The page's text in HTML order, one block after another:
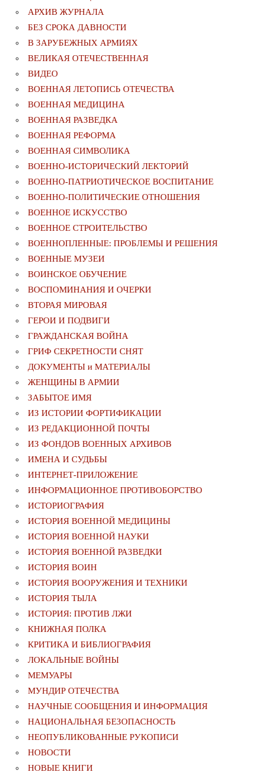
АРХИВ ЖУРНАЛА
БЕЗ СРОКА ДАВНОСТИ
В ЗАРУБЕЖНЫХ АРМИЯХ
ВЕЛИКАЯ ОТЕЧЕСТВЕННАЯ
ВИДЕО
ВОЕННАЯ ЛЕТОПИСЬ ОТЕЧЕСТВА
ВОЕННАЯ МЕДИЦИНА
ВОЕННАЯ РАЗВЕДКА
ВОЕННАЯ РЕФОРМА
ВОЕННАЯ СИМВОЛИКА
ВОЕННО-ИСТОРИЧЕСКИЙ ЛЕКТОРИЙ
ВОЕННО-ПАТРИОТИЧЕСКОЕ ВОСПИТАНИЕ
ВОЕННО-ПОЛИТИЧЕСКИE ОТНОШЕНИЯ
ВОЕННОЕ ИСКУССТВО
ВОЕННОЕ СТРОИТЕЛЬСТВО
ВОЕННОПЛЕННЫЕ: ПРОБЛЕМЫ И РЕШЕНИЯ
ВОЕННЫЕ МУЗЕИ
ВОИНСКОЕ ОБУЧЕНИЕ
ВОСПОМИНАНИЯ И ОЧЕРКИ
ВТОРАЯ МИРОВАЯ
ГЕРОИ И ПОДВИГИ
ГРАЖДАНСКАЯ ВОЙНА
ГРИФ СЕКРЕТНОСТИ СНЯТ
ДОКУМЕНТЫ и МАТЕРИАЛЫ
ЖЕНЩИНЫ В АРМИИ
ЗАБЫТОЕ ИМЯ
ИЗ ИСТОРИИ ФОРТИФИКАЦИИ
ИЗ РЕДАКЦИОННОЙ ПОЧТЫ
ИЗ ФОНДОВ ВОЕННЫХ АРХИВОВ
ИМЕНА И СУДЬБЫ
ИНТЕРНЕТ-ПРИЛОЖЕНИЕ
ИНФОРМАЦИОННОЕ ПРОТИВОБОРСТВО
ИСТОРИОГРАФИЯ
ИСТОРИЯ ВОЕННОЙ МЕДИЦИНЫ
ИСТОРИЯ ВОЕННОЙ НАУКИ
ИСТОРИЯ ВОЕННОЙ РАЗВЕДКИ
ИСТОРИЯ ВОИН
ИСТОРИЯ ВООРУЖЕНИЯ И ТЕХНИКИ
ИСТОРИЯ ТЫЛА
ИСТОРИЯ: ПРОТИВ ЛЖИ
КНИЖНАЯ ПОЛКА
КРИТИКА И БИБЛИОГРАФИЯ
ЛОКАЛЬНЫЕ ВОЙНЫ
МЕМУАРЫ
МУНДИР ОТЕЧЕСТВА
НАУЧНЫЕ СООБЩЕНИЯ И ИНФОРМАЦИЯ
НАЦИОНАЛЬНАЯ БЕЗОПАСНОСТЬ
НЕОПУБЛИКОВАННЫЕ РУКОПИСИ
НОВОСТИ
НОВЫЕ КНИГИ